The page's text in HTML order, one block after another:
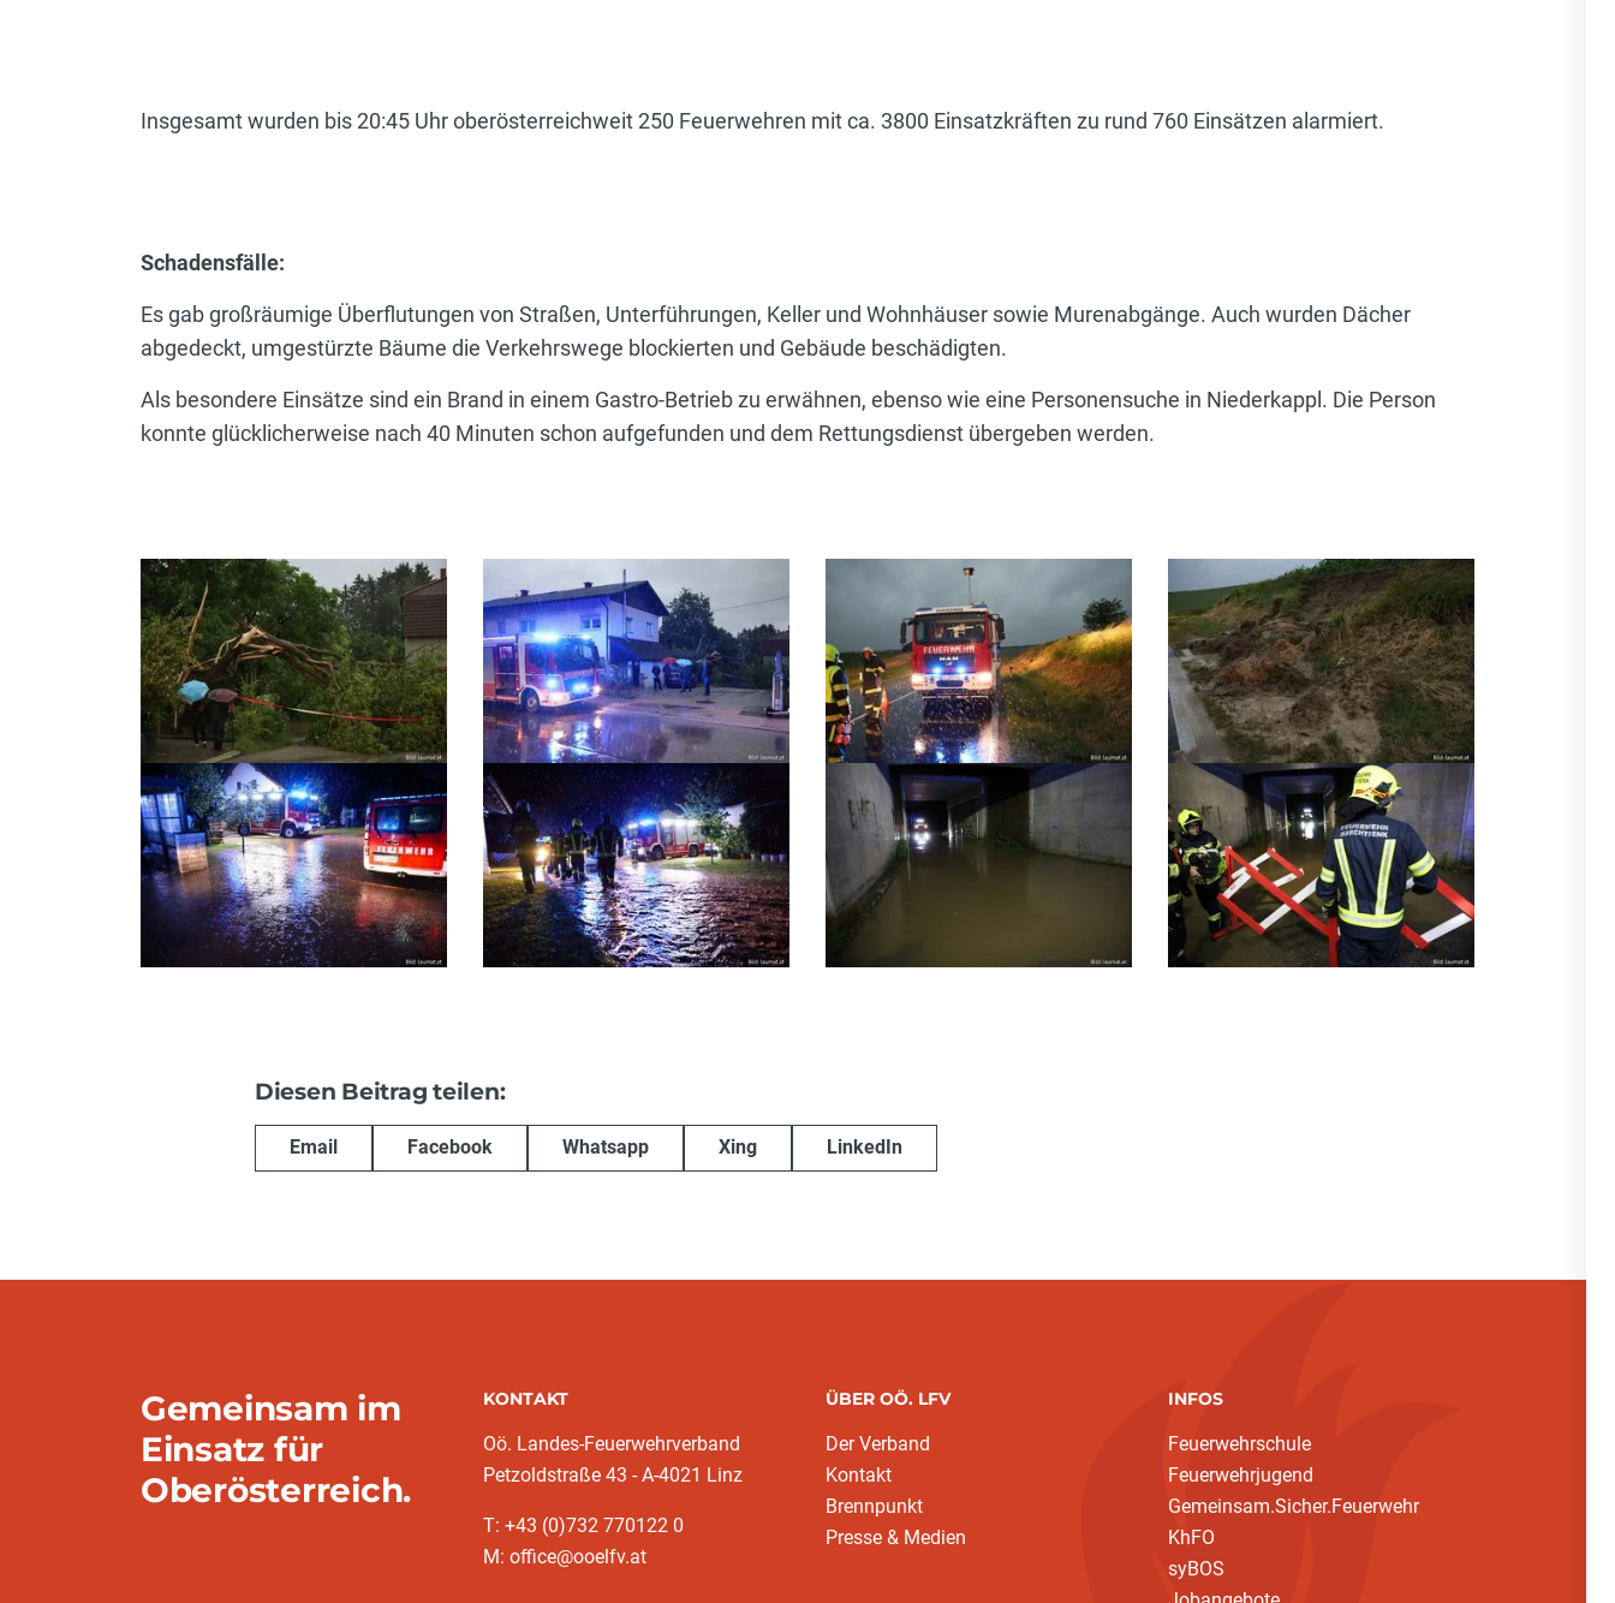
Insgesamt wurden bis 20:45 Uhr oberösterreichweit 250 Feuerwehren mit ca. 3800 Einsatzkräften zu rund 760 Einsätzen alarmiert.
Schadensfälle:
Es gab großräumige Überflutungen von Straßen, Unterführungen, Keller und Wohnhäuser sowie Murenabgänge. Auch wurden Dächer
abgedeckt, umgestürzte Bäume die Verkehrswege blockierten und Gebäude beschädigten.
Als besondere Einsätze sind ein Brand in einem Gastro-Betrieb zu erwähnen, ebenso wie eine Personensuche in Niederkappl. Die Person
konnte glücklicherweise nach 40 Minuten schon aufgefunden und dem Rettungsdienst übergeben werden.
Diesen Beitrag teilen:
Email Facebook Whatsapp Xing LinkedIn
Gemeinsam im
Einsatz für
Oberösterreich.
KONTAKT
Oö. Landes-Feuerwehrverband
Petzoldstraße 43 - A-4021 Linz
T: +43 (0)732 770122 0
M: office@ooelfv.at
ÜBER OÖ. LFV
Der Verband
Kontakt
Brennpunkt
Presse & Medien
INFOS
Feuerwehrschule
Feuerwehrjugend
Gemeinsam.Sicher.Feuerwehr
KhFO
syBOS